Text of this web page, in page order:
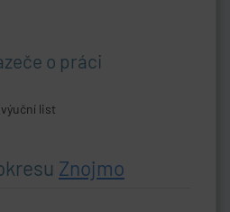
o práci
list
Znojmo